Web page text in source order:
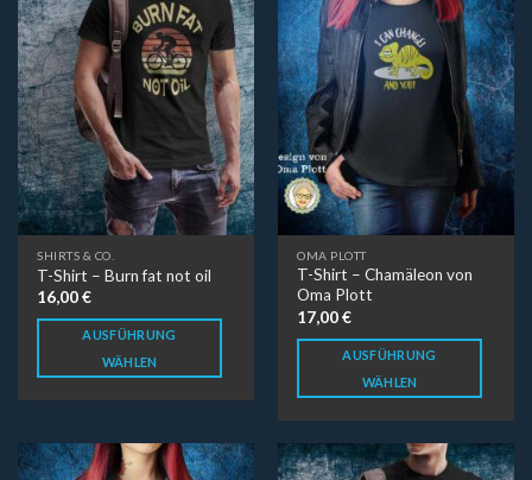
SHIRTS & CO.
T-Shirt – Burn fat not oil
16,00€
AUSFÜHRUNG
WÄHLEN
OMA PLOTT
T-Shirt – Chamäleon von
Oma Plott
17,00€
AUSFÜHRUNG
WÄHLEN